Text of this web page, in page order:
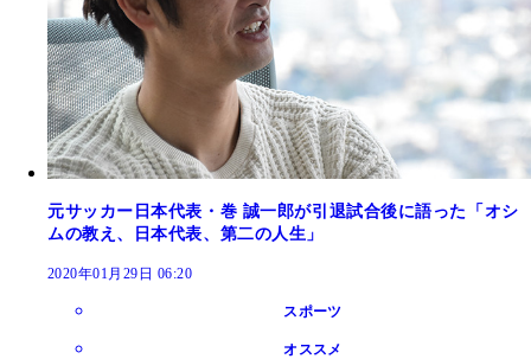
元サッカー日本代表・巻 誠一郎が引退試合後に語った「オシ
ムの教え、日本代表、第二の人生」
2020年01月29日 06:20
スポーツ
オススメ